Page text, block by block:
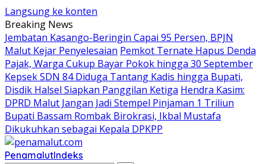
Langsung ke konten
Breaking News
Jembatan Kasango-Beringin Capai 95 Persen, BPJN
Malut Kejar Penyelesaian Pemkot Ternate Hapus Denda
Pajak, Warga Cukup Bayar Pokok hingga 30 September
Kepsek SDN 84 Diduga Tantang Kadis hingga Bupati,
Disdik Halsel Siapkan Panggilan Ketiga Hendra Kasim:
DPRD Malut Jangan Jadi Stempel Pinjaman 1 Triliun
Bupati Bassam Rombak Birokrasi, Ikbal Mustafa
Dikukuhkan sebagai Kepala DPKPP
PenamalutIndeks